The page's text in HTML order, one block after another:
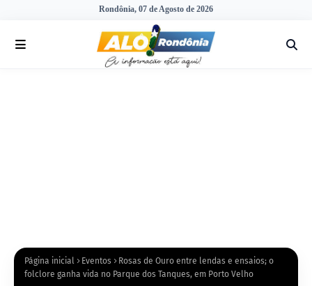
Rondônia, 07 de Agosto de 2026
Página inicial Eventos
Rosas de Ouro entre lendas e ensaios; o
folclore ganha vida no Parque dos Tanques, em Porto Velho